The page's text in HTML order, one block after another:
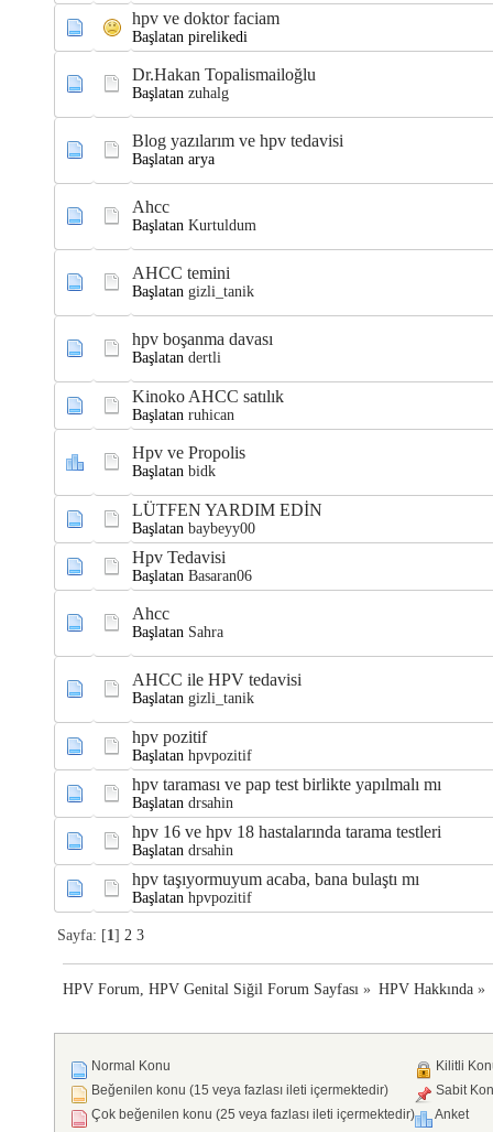
hpv ve doktor faciam
Başlatan pirelikedi
Dr.Hakan Topalismailoğlu
Başlatan zuhalg
Blog yazılarım ve hpv tedavisi
Başlatan arya
Ahcc
Başlatan Kurtuldum
AHCC temini
Başlatan gizli_tanik
hpv boşanma davası
Başlatan dertli
Kinoko AHCC satılık
Başlatan ruhican
Hpv ve Propolis
Başlatan bidk
LÜTFEN YARDIM EDİN
Başlatan baybeyy00
Hpv Tedavisi
Başlatan Basaran06
Ahcc
Başlatan Sahra
AHCC ile HPV tedavisi
Başlatan gizli_tanik
hpv pozitif
Başlatan hpvpozitif
hpv taraması ve pap test birlikte yapılmalı mı
Başlatan drsahin
hpv 16 ve hpv 18 hastalarında tarama testleri
Başlatan drsahin
hpv taşıyormuyum acaba, bana bulaştı mı
Başlatan hpvpozitif
Sayfa: [1] 2 3
HPV Forum, HPV Genital Siğil Forum Sayfası » HPV Hakkında»
Normal Konu
Beğenilen konu (15 veya fazlası ileti içermektedir)
Çok beğenilen konu (25 veya fazlası ileti içermektedir)
Kilitli
Sabit
Anket